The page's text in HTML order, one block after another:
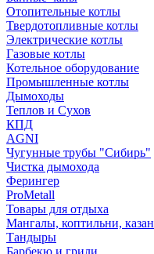
Отопительные котлы
Твердотопливные котлы
Электрические котлы
Газовые котлы
Котельное оборудование
Промышленные котлы
Дымоходы
Теплов и Сухов
КПД
AGNI
Чугунные трубы "Сибирь"
Чистка дымохода
Ферингер
ProMetall
Товары для отдыха
Мангалы, коптильни,
Тандыры
Барбекю и грили